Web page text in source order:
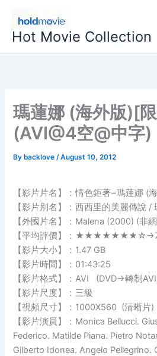
content
Hot Movie Collection
瑪蓮娜 (海外版)[
(AVI@4空@中字)
By backlove/August 10, 2012
【影片片名】：情色鉅著~瑪蓮娜 (
【影片別名】：西西里的美麗傳說 /
【外國片名】：Malena (2000) (非
【平均評價】：
【影片大小】：1.47 GB
【影片時間】：01:43:25
【影片格式】：AVI (DVD→轉制
【影片尺度】：三級
【視頻尺寸】：1000X560 (清晰片)
【影片演員】：Monica Bellucci.
Federico. Matilde Piana. Pietro
Gilberto Idonea. Angelo Pellegrino.